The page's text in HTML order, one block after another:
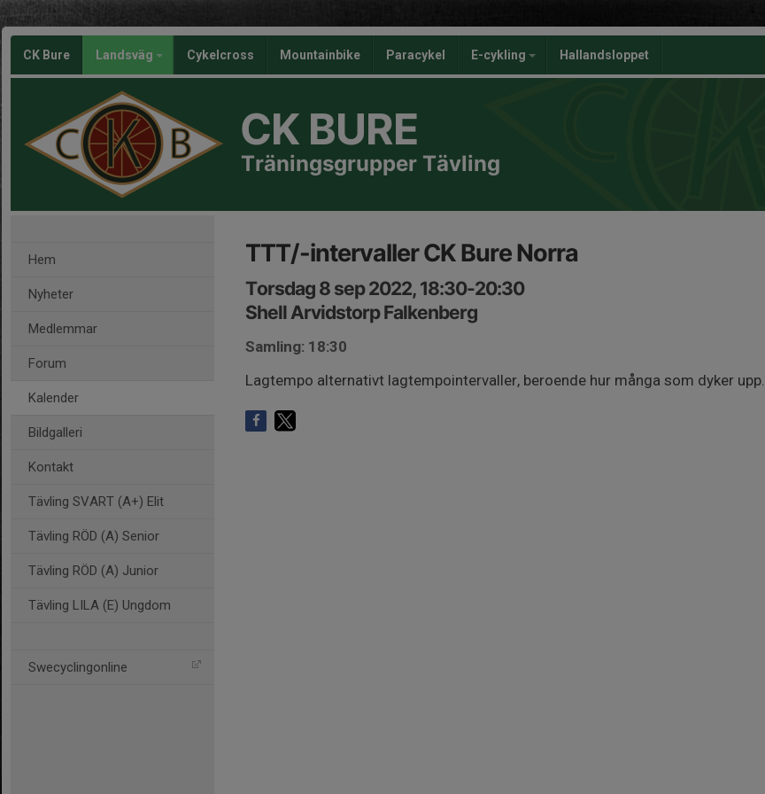
CK Bure Landsväg Cykelcross Mountainbike Paracykel E-cykling Hallandsloppet
CK BURE
Träningsgrupper Tävling
Hem
Nyheter
Medlemmar
Forum
Kalender
Bildgalleri
Kontakt
Tävling SVART (A+) Elit
Tävling RÖD (A) Senior
Tävling RÖD (A) Junior
Tävling LILA (E) Ungdom
Swecyclingonline
TTT/-intervaller CK Bure Norra
Torsdag 8 sep 2022, 18:30-20:30
Shell Arvidstorp Falkenberg
Samling: 18:30
Lagtempo alternativt lagtempointervaller, beroende hur många som dyker upp.